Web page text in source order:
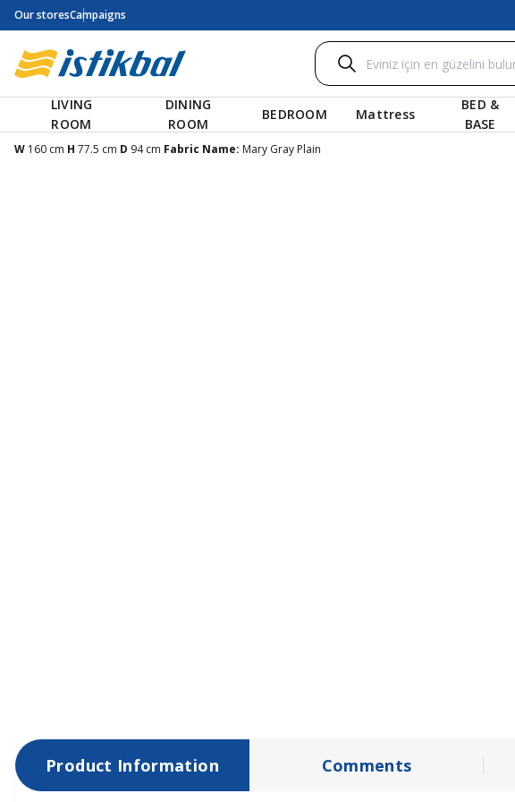
Our storesCampaigns
LIVING
ROOM
DINING
ROOM
BEDROOM Mattress
BED &
BASE
W 160 cm H 77.5 cm D 94 cm Fabric Name: Mary Gray Plain
Product Information Comments